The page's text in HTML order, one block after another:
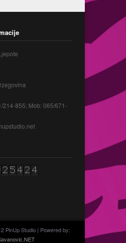
214-855; Mob: 065/671-
PinUp Studio | Powered by: